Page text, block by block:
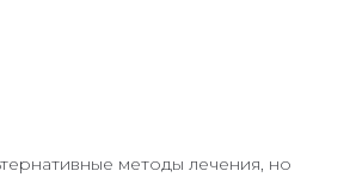
методы лечения, но